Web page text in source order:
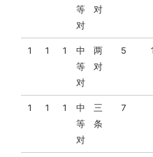
等
对
对
1 1 1
中
等
对
两
对
5
1 1 1
中
等
对
三
条
7